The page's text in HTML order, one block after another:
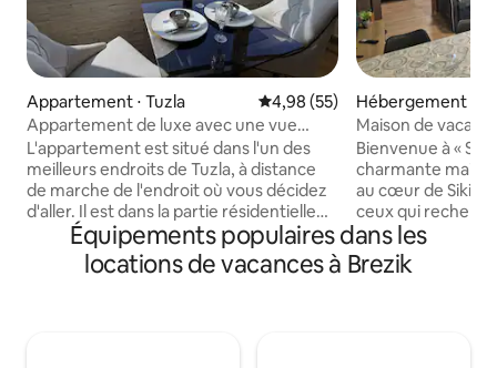
Appartement ⋅ Tuzla Évaluation moyenne sur la
4,98 (55)
Appartement de luxe avec une vue
imprenable Parking GRATUIT
L'appartement est situé dans l'un des
meilleurs endroits de Tuzla, à distance
de marche de l'endroit où vous décidez
d'aller. Il est dans la partie résidentielle
du complexe Mellain (ce n'est pas un
hôtel). L'appartement est à moins de 10
minutes à pied de la principale zone
Hébergement ⋅
Maison de
Bienvenue à «
charmante
au cœur de
ceux qui
authentique de
maison de
soigneusement
Équipements populaires dans les
locations de vacances à Brezik